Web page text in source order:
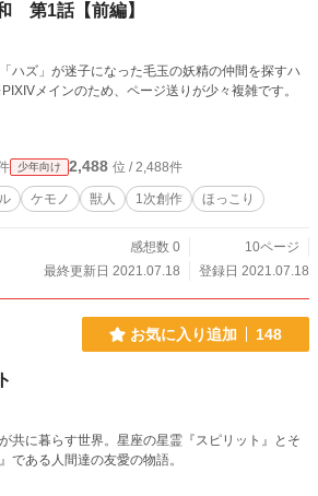
第1話【前編】
ハズ」が迷子になった毛玉の妖精の仲間を探すハ
。 ※PIXIVメインのため、ページ送りが少々複雑です。
少年向け 2,488 位 / 2,488件
ケモノ 獣人 1次創作 ほっこり
感想数 0
10ページ
最終更新日 2021.07.18
登録日 2021.07.18
お気に入り追加 148
共に暮らす世界。星座の星霊『スピリット』とそ
である人間達の友愛の物語。